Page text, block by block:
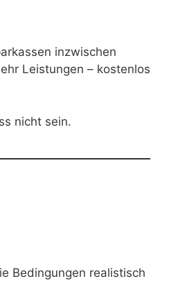
inzwischen
Leistungen – kostenlos
nicht sein.
Bedingungen realistisch